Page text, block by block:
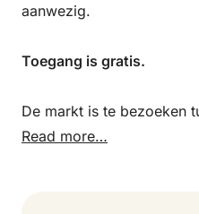
aanwezig.
Toegang is gratis.
De markt is te bezoeken
Read more…